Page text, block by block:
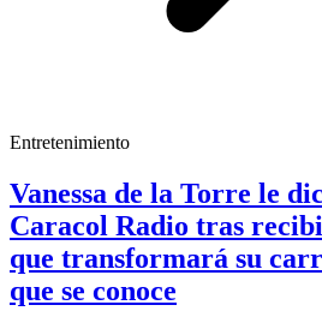
Entretenimiento
Vanessa de la Torre le
Caracol Radio tras
que transformará su
que se conoce